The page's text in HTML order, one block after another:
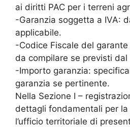
ai diritti PAC per i terreni
-Garanzia soggetta a IVA:
applicabile.
-Codice Fiscale del
da compilare se previsti
-Importo garanzia:
garanzia se pertinente.
Nella Sezione I –
dettagli fondamentali per
l’ufficio territoriale di